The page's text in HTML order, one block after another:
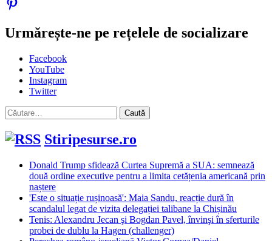
Urmărește-ne pe rețelele de socializare
Facebook
YouTube
Instagram
Twitter
Caută
după:
Stiripesurse.ro
Donald Trump sfidează Curtea Supremă a SUA: semnează
două ordine executive pentru a limita cetățenia americană prin
naștere
'Este o situație rușinoasă': Maia Sandu, reacție dură în
scandalul legat de vizita delegației talibane la Chișinău
Tenis: Alexandru Jecan şi Bogdan Pavel, învinşi în sferturile
probei de dublu la Hagen (challenger)